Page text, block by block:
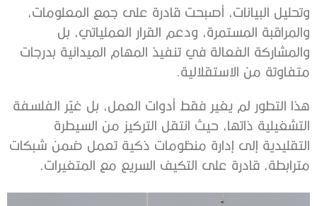
وتحليل البيانات، أصبحت قادرة على جمع المعلومات،
والمراقبة المستمرة، ودعم القرار العملياتي، بل
والمشاركة الفعالة في تنفيذ المهام الميدانية بدرجات
متفاوتة من الاستقلالية.
هذا التطور لم يغير فقط أدوات العمل، بل غيّر الفلسفة
التشغيلية ذاتها، حيث انتقل التركيز من السيطرة
التقليدية إلى إدارة منظومات ذكية تعمل ضمن شبكات
مترابطة، قادرة على التكيف السريع مع المتغيرات.